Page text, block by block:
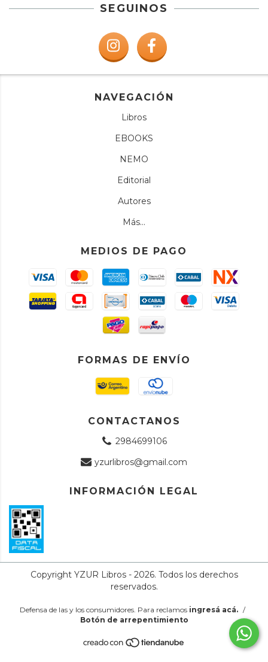
SEGUINOS
NAVEGACIÓN
Libros
EBOOKS
NEMO
Editorial
Autores
Más...
MEDIOS DE PAGO
FORMAS DE ENVÍO
CONTACTANOS
2984699106
yzurlibros@gmail.com
INFORMACIÓN LEGAL
Copyright YZUR Libros - 2026. Todos los derechos
reservados.
Defensa de las y los consumidores. Para reclamos ingresá acá. /
Botón de arrepentimiento